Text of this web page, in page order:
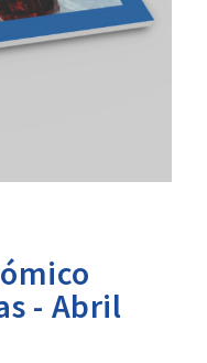
- Abril